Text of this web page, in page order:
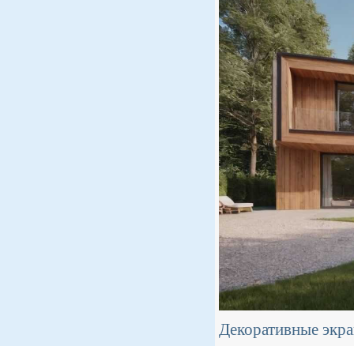
Декоративные